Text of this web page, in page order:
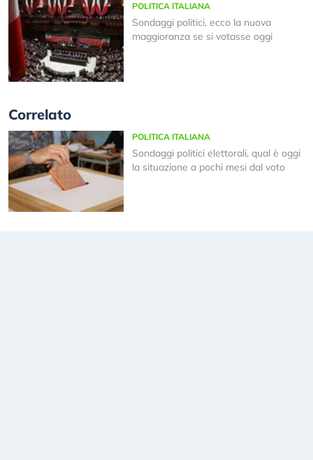
POLITICA ITALIANA
Sondaggi politici, ecco la nuova
maggioranza se si votasse oggi
Correlato
POLITICA ITALIANA
Sondaggi politici elettorali, qual è oggi
la situazione a pochi mesi dal voto